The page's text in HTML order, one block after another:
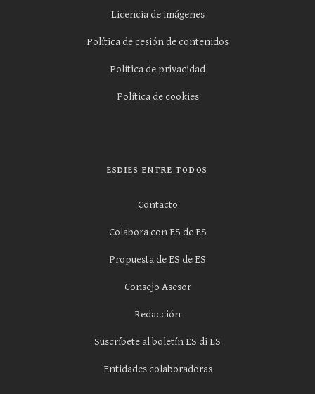
Licencia de imágenes
Política de cesión de contenidos
Política de privacidad
Política de cookies
ESDIES ENTRE TODOS
Contacto
Colabora con ES de ES
Propuesta de ES de ES
Consejo Asesor
Redacción
Suscríbete al boletín ES di ES
Entidades colaboradoras